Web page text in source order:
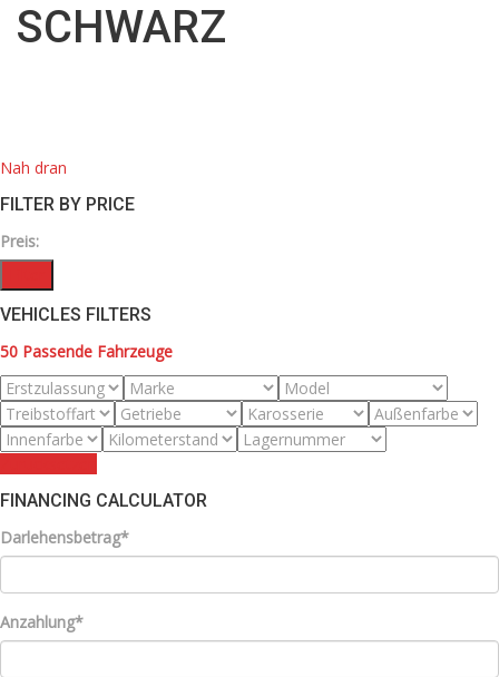
HWARZ
Nah dran
FILTER BY PRICE
Preis:
VEHICLES FILTERS
50 Passende Fahrzeuge
FINANCING CALCULATOR
Darlehensbetrag*
Anzahlung*